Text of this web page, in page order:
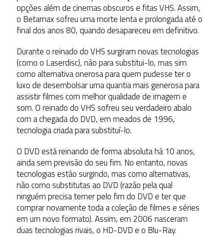
opções além de cinemas obscuros e fitas VHS. Assim,
o Betamax sofreu uma morte lenta e prolongada até o
final dos anos 80, quando desapareceu em definitivo.
Durante o reinado do VHS surgiram novas tecnologias
(como o Laserdisc), não para substitui-lo, mas sim
como alternativa onerosa para quem pudesse ter o
luxo de desembolsar uma quantia mais generosa para
assistir filmes com melhor qualidade de imagem e
som. O reinado do VHS sofreu seu verdadeiro abalo
com a chegada do DVD, em meados de 1996,
tecnologia criada para substituí-lo.
O DVD está reinando de forma absoluta há 10 anos,
ainda sem previsão do seu fim. No entanto, novas
tecnologias estão surgindo, mas como alternativas,
não como substitutas ao DVD (razão pela qual
ninguém precisa temer pelo fim do DVD e ter que
comprar novamente toda a coleção de filmes e séries
em um novo formato). Assim, em 2006 nasceram
duas tecnologias rivais, o HD-DVD e o Blu-Ray.